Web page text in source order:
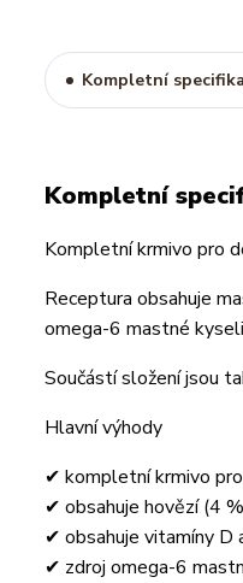
Kompletní
Kompletní
Kompletní krmivo pro
Receptura obsahuje
omega-6 mastné
Součástí složení jsou
Hlavní výhody
✔ kompletní krmivo
✔ obsahuje hovězí (4
✔ obsahuje vitamíny D
✔ zdroj omega-6